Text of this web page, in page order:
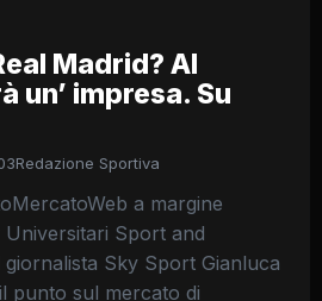
Madrid? Al
un’ impresa. Su
Redazione Sportiva
a margine
Universitari Sport and
giornalista Sky Sport Gianluca
punto sul mercato di